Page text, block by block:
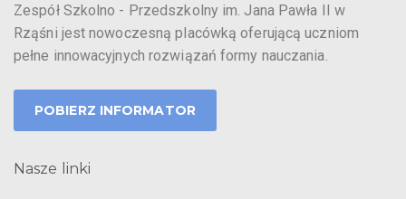
Zespół Szkolno - Przedszkolny im. Jana Pawła II w
Rząśni jest nowoczesną placówką oferującą uczniom
pełne innowacyjnych rozwiązań formy nauczania.
POBIERZ INFORMATOR
Nasze linki